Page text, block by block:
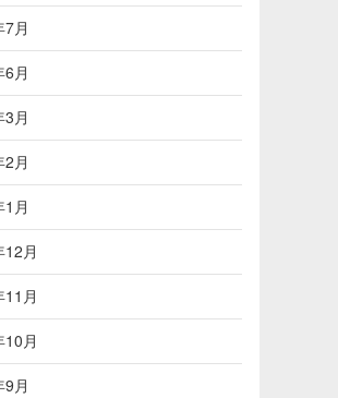
月
月
月
月
月
月
月
月
月